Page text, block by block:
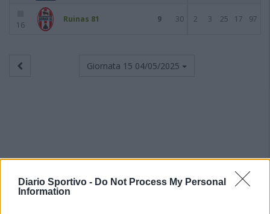
Diario Sportivo - Do Not Process My Personal
Information
16
Ruinas 81 9 30 2 3 25 17 97
Giornata 15 04/05/2025